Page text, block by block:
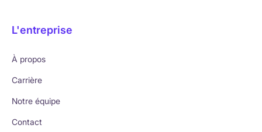
L'entreprise
À propos
Carrière
Notre équipe
Contact